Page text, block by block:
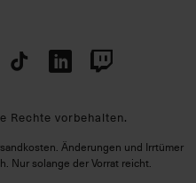
Rechte vorbehalten.
Änderungen und Irrtümer
Nur solange der Vorrat reicht.